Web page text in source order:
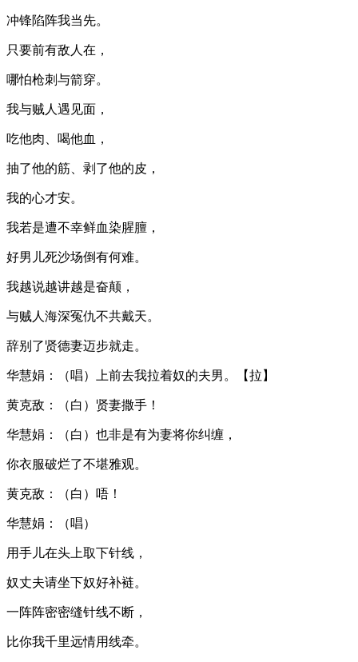
冲锋陷阵我当先。
只要前有敌人在，
哪怕枪刺与箭穿。
我与贼人遇见面，
吃他肉、喝他血，
抽了他的筋、剥了他的皮，
我的心才安。
我若是遭不幸鲜血染腥膻，
好男儿死沙场倒有何难。
我越说越讲越是奋颠，
与贼人海深冤仇不共戴天。
辞别了贤德妻迈步就走。
华慧娟：（唱）上前去我拉着奴的夫男。【拉】
黄克敌：（白）贤妻撒手！
华慧娟：（白）也非是有为妻将你纠缠，
你衣服破烂了不堪雅观。
黄克敌：（白）唔！
华慧娟：（唱）
用手儿在头上取下针线，
奴丈夫请坐下奴好补裢。
一阵阵密密缝针线不断，
比你我千里远情用线牵。